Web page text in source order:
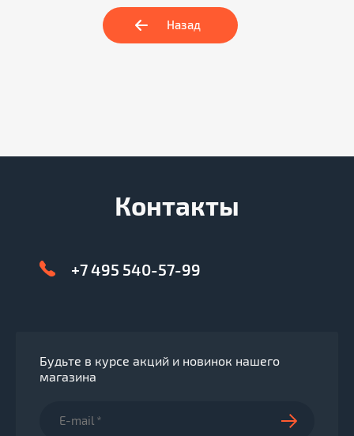
Назад
Контакты
+7 495 540-57-99
Будьте в курсе акций и новинок нашего
магазина